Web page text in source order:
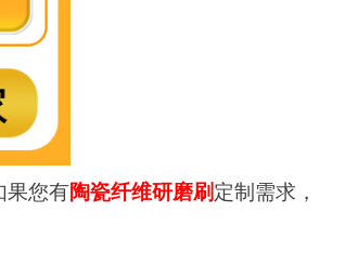
果您有陶瓷纤维研磨刷定制需求，